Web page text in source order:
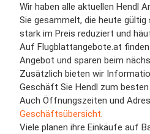
Wir haben alle aktuellen Hendl
Sie gesammelt, die heute gültig
stark im Preis reduziert und
Auf Flugblattangebote.at
Angebot und sparen beim
Zusätzlich bieten wir
Geschäft Sie Hendl zum
Auch Öffnungszeiten und
Geschäftsübersicht.
Viele planen ihre Einkäufe auf